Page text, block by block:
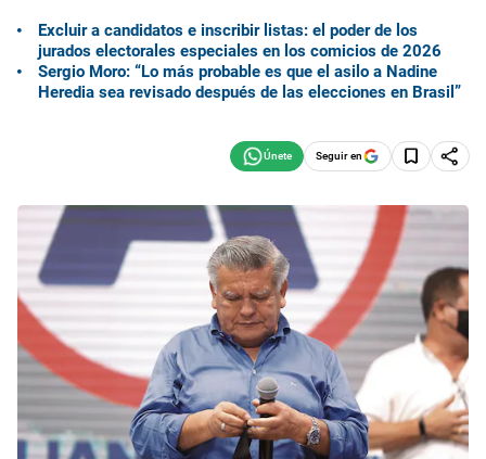
Excluir a candidatos e inscribir listas: el poder de los
jurados electorales especiales en los comicios de 2026
Sergio Moro: “Lo más probable es que el asilo a Nadine
Heredia sea revisado después de las elecciones en Brasil”
Seguir en